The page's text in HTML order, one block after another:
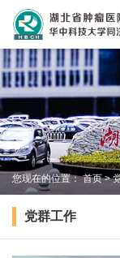
您现在的位置： 首页>
党群工作